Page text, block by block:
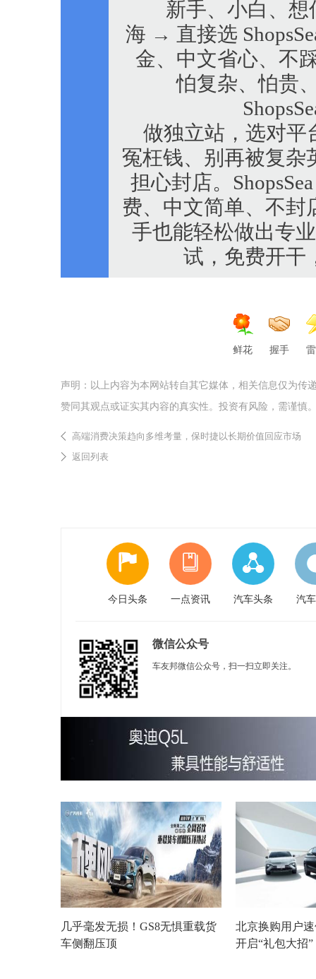
新手、小白、想
海 → 直接选
金、中文省心、不
怕复杂、怕贵
做独立站，选对平
冤枉钱、别再被复杂
担心封店。
费、中文简单、不封
手也能轻松做出专
试，免费开干
鲜花 握手
声明：以上内容为本网站转自其它媒体，相关信息仅为传
赞同其观点或证实其内容的真实性。投资有风险，需谨慎
高端消费决策趋向多维考量，保时捷以长期价值回应市场
返回列表
今日头条 一点资讯 汽车头条 汽
微信公众号
车友邦微信公众号，扫一扫立即关注。
几乎毫发无损！GS8无惧重载货
车侧翻压顶
北京换购用户
开启“礼包大招